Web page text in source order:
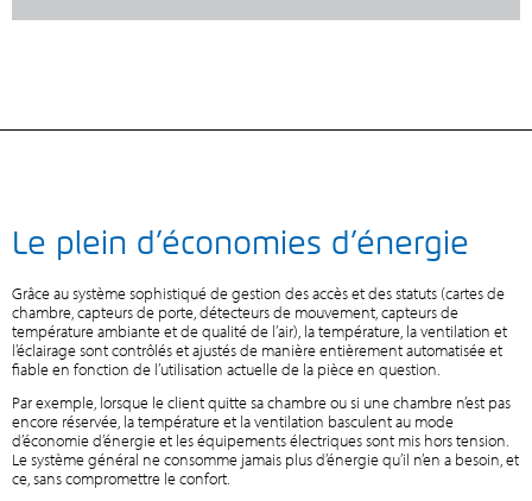
Le plein d’économies d’énergie
Grâce au système sophistiqué de gestion des accès et des statuts (cartes de
chambre, capteurs de porte, détecteurs de mouvement, capteurs de
température ambiante et de qualité de l’air), la température, la ventilation et
l’éclairage sont contrôlés et ajustés de manière entièrement automatisée et
fiable en fonction de l’utilisation actuelle de la pièce en question.
Par exemple, lorsque le client quitte sa chambre ou si une chambre n’est pas
encore réservée, la température et la ventilation basculent au mode
d’économie d’énergie et les équipements électriques sont mis hors tension.
Le système général ne consomme jamais plus d’énergie qu’il n’en a besoin, et
ce, sans compromettre le confort.